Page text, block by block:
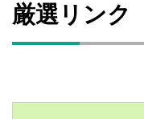
厳選リンク